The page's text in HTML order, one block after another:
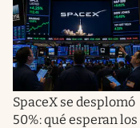
SpaceX se desplomó
50%: qué esperan los